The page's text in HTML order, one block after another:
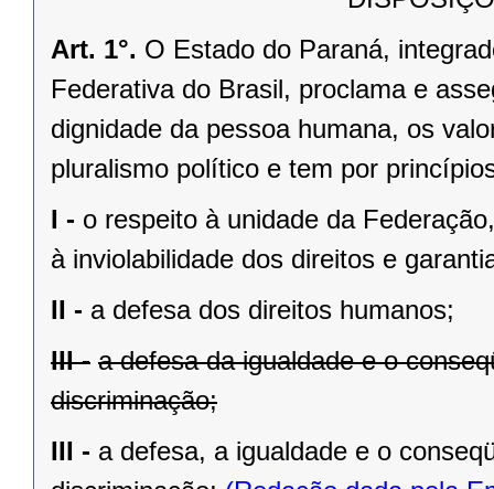
Art. 1°. O Estado do Paraná,
Federativa do Brasil, proclama e
dignidade da pessoa humana, os
pluralismo político e tem por
I - o respeito à unidade da
à inviolabilidade dos direitos e
II - a defesa dos direitos humanos;
III - a defesa da igualdade e o
discriminação;
III - a defesa, a igualdade e o